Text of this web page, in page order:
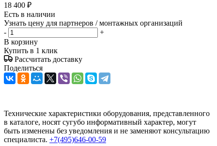
18 400 ₽
Есть в наличии
Узнать цену для партнеров / монтажных организаций
-
+
В корзину
Купить в 1 клик
Рассчитать доставку
Поделиться
Технические характеристики оборудования, представленного
в каталоге, носят сугубо информативный характер, могут
быть изменены без уведомления и не заменяют консультацию
специалиста. +7(495)646-00-59